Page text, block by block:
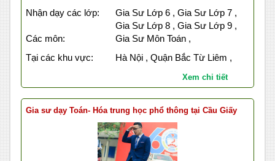
Nhận dạy các lớp:
Gia Sư Lớp 6 , Gia Sư Lớp 7 ,
Gia Sư Lớp 8 , Gia Sư Lớp 9 ,
Các môn:
Gia Sư Môn Toán ,
Tại các khu vực:
Hà Nội , Quận Bắc Từ Liêm ,
Xem chi tiết
Gia sư dạy Toán- Hóa trung học phổ thông tại Cầu Giấy